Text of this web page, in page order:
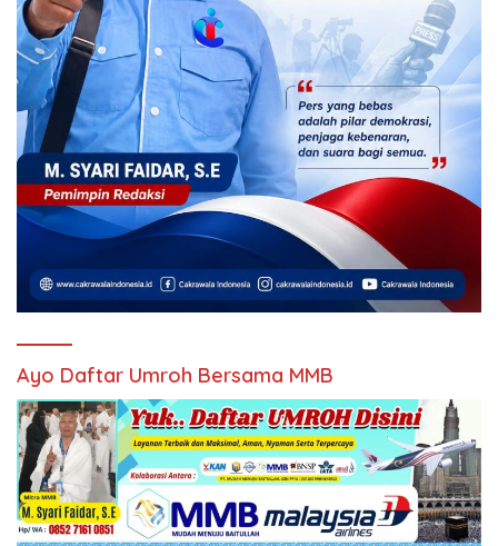
Ayo Daftar Umroh Bersama MMB